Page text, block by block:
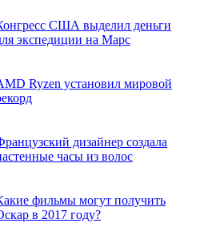
США выделил деньги
экспедиции на Марс
Ryzen установил мировой
дизайнер создала
часы из волос
фильмы могут получить
в 2017 году?